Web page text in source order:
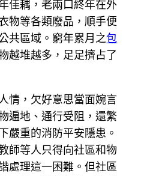
佳耦，老兩口終年在外
物等各類廢品，順手便
共區域。窮年累月之包
越堆越多，足足擠占了
情，欠好意思當面婉言
遍地、通行受阻，還繁
嚴重的消防平安隱患。
師等人只得向社區和物
處理這一困難。但社區